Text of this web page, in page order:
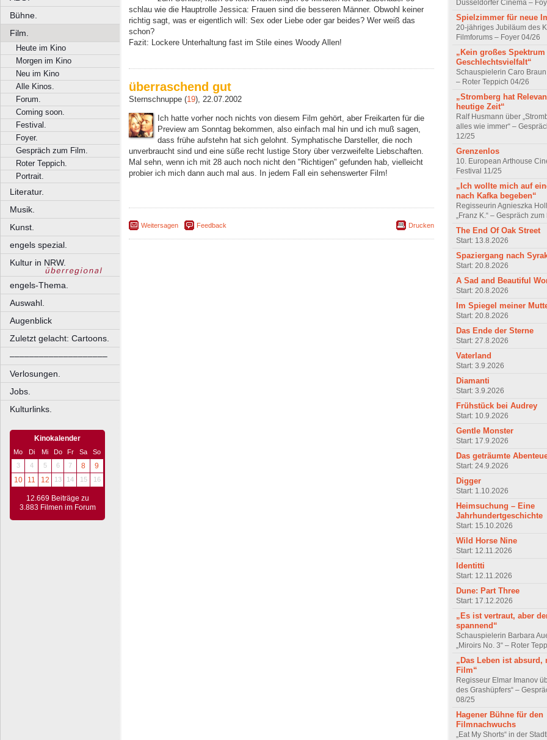
Bühne.
Film.
Heute im Kino
Morgen im Kino
Neu im Kino
Alle Kinos.
Forum.
Coming soon.
Festival.
Foyer.
Gespräch zum Film.
Roter Teppich.
Portrait.
Literatur.
Musik.
Kunst.
engels spezial.
Kultur in NRW.
engels-Thema.
Auswahl.
Augenblick
Zuletzt gelacht: Cartoons.
––––––––––––––––––––
Verlosungen.
Jobs.
Kulturlinks.
Kinokalender
Mo Di Mi Do Fr Sa
So
3
4 5 6 7 8
9
10
11 12 13 14 15 16
12.669 Beiträge zu
3.883 Filmen im Forum
schlau wie die Hauptrolle Jessica: Frauen sind die besseren Männer. Obwohl keiner
richtig sagt, was er eigentlich will: Sex oder Liebe oder gar beides? Wer weiß das
schon?
Fazit: Lockere Unterhaltung fast im Stile eines Woody Allen!
überraschend gut
Sternschnuppe (19), 22.07.2002
Ich hatte vorher noch nichts von diesem Film gehört, aber Freikarten für die
Preview am Sonntag bekommen, also einfach mal hin und ich muß sagen,
dass frühe aufstehn hat sich gelohnt. Symphatische Darsteller, die noch
unverbraucht sind und eine süße recht lustige Story über verzweifelte Liebschaften.
Mal sehn, wenn ich mit 28 auch noch nicht den "Richtigen" gefunden hab, vielleicht
probier ich mich dann auch mal aus. In jedem Fall ein sehenswerter Film!
Weitersagen Feedback Drucken
Düsseldorfer Cinema –
Spielzimmer für neue
20-jähriges Jubiläum des
Filmforums – Foyer 04/26
„Kein großes Spektrum
Geschlechtsvielfalt“
Schauspielerin Caro Braun
– Roter Teppich 04/26
„Stromberg hat
heutige Zeit“
Ralf Husmann über
alles wie immer“ –
12/25
Grenzenlos
10. European Arthouse
Festival 11/25
„Ich wollte mich auf
nach Kafka begeben“
Regisseurin Agnieszka
„Franz K.“ – Gespräch
The End Of Oak Street
Start: 13.8.2026
Spaziergang nach
Start: 20.8.2026
A Sad and Beautiful
Start: 20.8.2026
Im Spiegel meiner
Start: 20.8.2026
Das Ende der Sterne
Start: 27.8.2026
Vaterland
Start: 3.9.2026
Diamanti
Start: 3.9.2026
Frühstück bei Audrey
Start: 10.9.2026
Gentle Monster
Start: 17.9.2026
Das geträumte
Start: 24.9.2026
Digger
Start: 1.10.2026
Heimsuchung – Eine
Jahrhundertgeschichte
Start: 15.10.2026
Wild Horse Nine
Start: 12.11.2026
Identitti
Start: 12.11.2026
Dune: Part Three
Start: 17.12.2026
„Es ist vertraut, aber
spannend“
Schauspielerin Barbara
„Miroirs No. 3“ – Roter
„Das Leben ist absurd,
Film“
Regisseur Elmar Imanov
des Grashüpfers“ –
08/25
Hagener Bühne für den
Filmnachwuchs
„Eat My Shorts“ in der